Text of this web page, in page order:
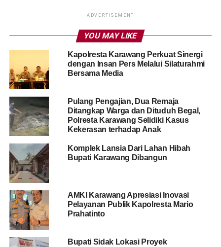
ADVERTISEMENT
YOU MAY LIKE
Kapolresta Karawang Perkuat Sinergi
dengan Insan Pers Melalui Silaturahmi
Bersama Media
Pulang Pengajian, Dua Remaja
Ditangkap Warga dan Dituduh Begal,
Polresta Karawang Selidiki Kasus
Kekerasan terhadap Anak
Komplek Lansia Dari Lahan Hibah
Bupati Karawang Dibangun
AMKI Karawang Apresiasi Inovasi
Pelayanan Publik Kapolresta Mario
Prahatinto
Bupati Sidak Lokasi Proyek